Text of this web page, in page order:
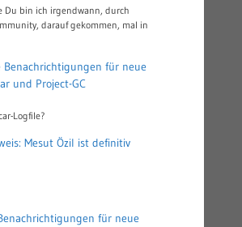
Du bin ich irgendwann, durch
darauf gekommen, mal in
Benachrichtigungen für neue
und Project-GC
Logfile?
Mesut Özil ist definitiv
für neue